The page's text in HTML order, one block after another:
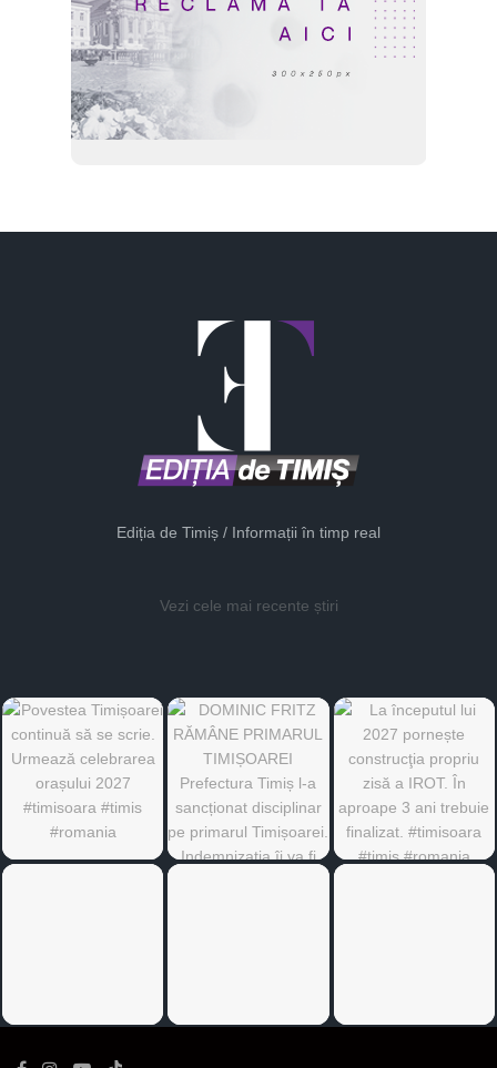
Ediția de Timiș / Informații în timp real
Vezi cele mai recente știri